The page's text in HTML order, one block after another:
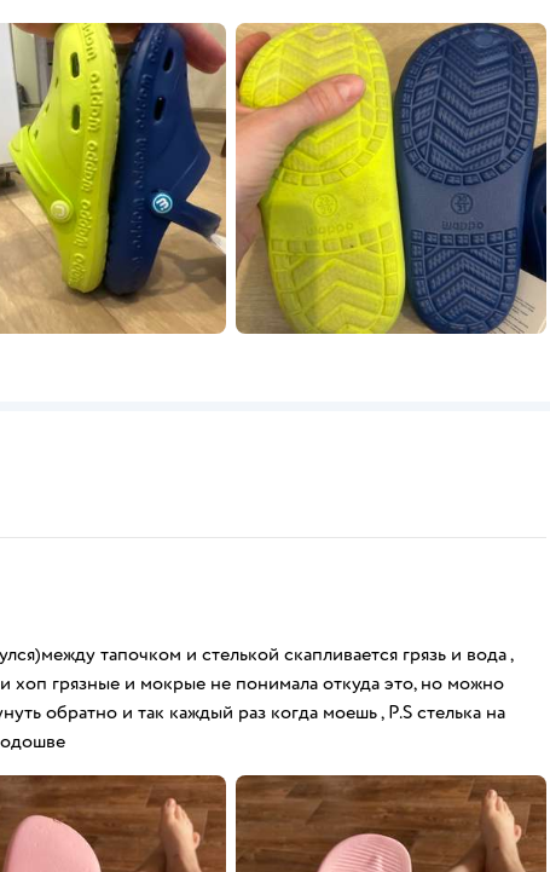
тапочком и стелькой скапливается грязь и вода ,
хоп грязные и мокрые не понимала откуда это, но можно
обратно и так каждый раз когда моешь , P.S стелька на